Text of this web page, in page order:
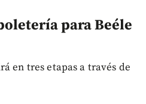
para Beéle
en tres etapas a través de